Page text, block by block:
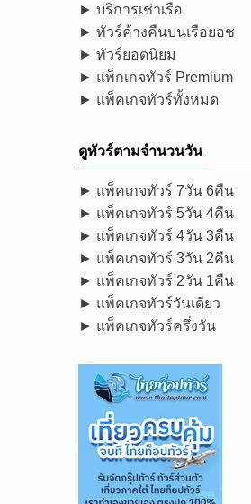
► บริการเช่าเรือ
► ทัวร์ค้างคืนบนเรือยอช
► ทัวร์ยอดนิยม
► แพ็กเกจทัวร์ Premium
► แพ็คเกจทัวร์ทั้งหมด
ดูทัวร์ตามจำนวนวัน
► แพ็คเกจทัวร์ 7วัน 6คืน
► แพ็คเกจทัวร์ 5วัน 4คืน
► แพ็คเกจทัวร์ 4วัน 3คืน
► แพ็คเกจทัวร์ 3วัน 2คืน
► แพ็คเกจทัวร์ 2วัน 1คืน
► แพ็คเกจทัวร์วันเดียว
► แพ็คเกจทัวร์ครึ่งวัน